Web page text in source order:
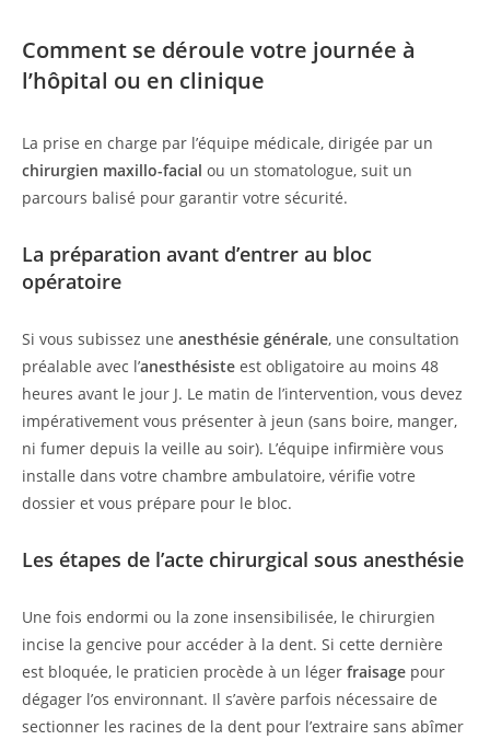
Comment se déroule votre journée à
l’hôpital ou en clinique
La prise en charge par l’équipe médicale, dirigée par un
chirurgien maxillo-facial ou un stomatologue, suit un
parcours balisé pour garantir votre sécurité.
La préparation avant d’entrer au bloc
opératoire
Si vous subissez une anesthésie générale, une consultation
préalable avec l’anesthésiste est obligatoire au moins 48
heures avant le jour J. Le matin de l’intervention, vous devez
impérativement vous présenter à jeun (sans boire, manger,
ni fumer depuis la veille au soir). L’équipe infirmière vous
installe dans votre chambre ambulatoire, vérifie votre
dossier et vous prépare pour le bloc.
Les étapes de l’acte chirurgical sous anesthésie
Une fois endormi ou la zone insensibilisée, le chirurgien
incise la gencive pour accéder à la dent. Si cette dernière
est bloquée, le praticien procède à un léger fraisage pour
dégager l’os environnant. Il s’avère parfois nécessaire de
sectionner les racines de la dent pour l’extraire sans abîmer